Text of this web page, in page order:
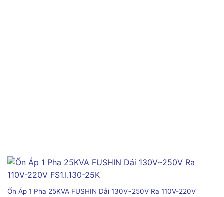
Ổn Áp 1 Pha 25KVA FUSHIN Dải 130V~250V Ra 110V-220V